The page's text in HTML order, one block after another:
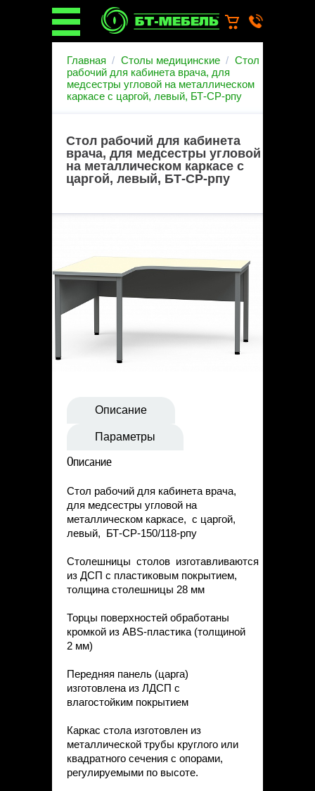
О бренде
Новости
Каталог
Монтаж операционных
светильников
Ремонт медицинской мебели
Запасные части
Доставка
Наши объекты
Дилерам
Контакты
Главная Столы медицинские
Стол
рабочий для кабинета врача, для
медсестры угловой на металлическом
каркасе с царгой, левый, БТ-СР-рпу
Стол рабочий для кабинета
врача, для медсестры угловой
на металлическом каркасе с
царгой, левый, БТ-СР-рпу
Описание
Параметры
Описание
Стол рабочий для кабинета врача,
для медсестры угловой на
металлическом каркасе, с царгой,
левый, БТ-СР-150/118-рпу
Столешницы столов изготавливаются
из ДСП с пластиковым покрытием,
толщина столешницы 28 мм
Торцы поверхностей обработаны
кромкой из ABS-пластика (толщиной
2 мм)
Передняя панель (царга)
изготовлена из ЛДСП с
влагостойким покрытием
Каркас стола изготовлен из
металлической трубы круглого или
квадратного сечения с опорами,
регулируемыми по высоте.